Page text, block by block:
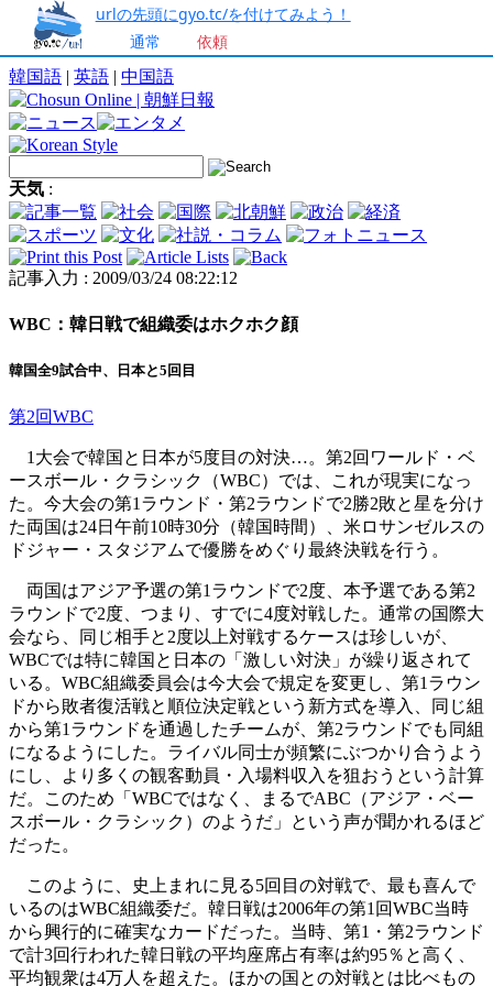
urlの先頭にgyo.tc/を付けてみよう！
通常
依頼